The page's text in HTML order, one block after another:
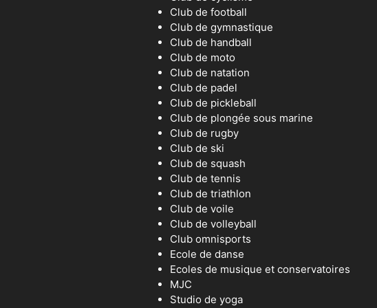
Club de football
Club de gymnastique
Club de handball
Club de moto
Club de natation
Club de padel
Club de pickleball
Club de plongée sous marine
Club de rugby
Club de ski
Club de squash
Club de tennis
Club de triathlon
Club de voile
Club de volleyball
Club omnisports
Ecole de danse
Ecoles de musique et conservatoires
MJC
Studio de yoga